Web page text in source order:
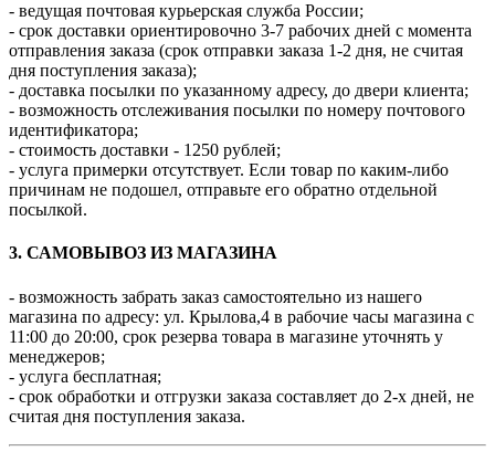
- ведущая почтовая курьерская служба России;
- срок доставки ориентировочно 3-7 рабочих дней с момента
отправления заказа (срок отправки заказа 1-2 дня, не считая
дня поступления заказа);
- доставка посылки по указанному адресу, до двери клиента;
- возможность отслеживания посылки по номеру почтового
идентификатора;
- стоимость доставки - 1250 рублей;
- услуга примерки отсутствует. Если товар по каким-либо
причинам не подошел, отправьте его обратно отдельной
посылкой.
3. САМОВЫВОЗ ИЗ МАГАЗИНА
- возможность забрать заказ самостоятельно из нашего
магазина по адресу: ул. Крылова,4 в рабочие часы магазина с
11:00 до 20:00, срок резерва товара в магазине уточнять у
менеджеров;
- услуга бесплатная;
- срок обработки и отгрузки заказа составляет до 2-х дней, не
считая дня поступления заказа.